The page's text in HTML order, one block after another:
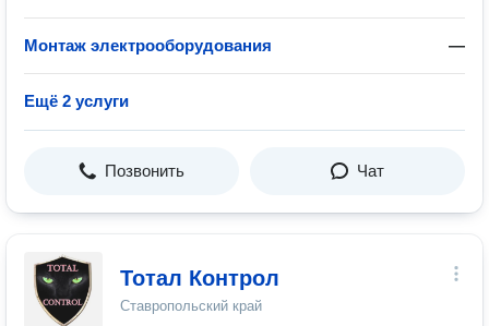
Монтаж электрооборудования —
Ещё 2 услуги
Позвонить Чат
Тотал Контрол
Ставропольский край